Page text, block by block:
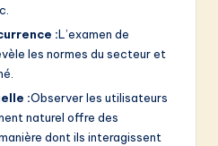
:L’examen de
les normes du secteur et
:Observer les utilisateurs
naturel offre des
dont ils interagissent